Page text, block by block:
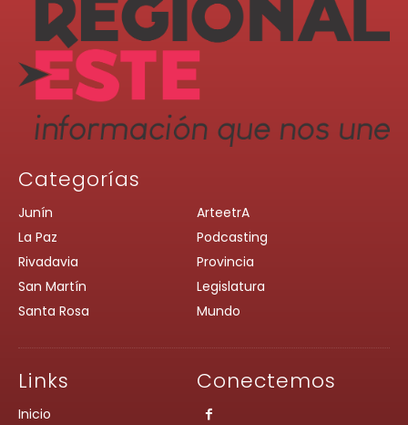
Categorías
Junín
La Paz
Rivadavia
San Martín
Santa Rosa
ArteetrA
Podcasting
Provincia
Legislatura
Mundo
Links
Inicio
Conectemos